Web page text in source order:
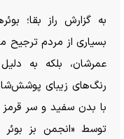
به گزارش راز بقا؛
بسیاری از مردم ترجیح
عمرشان، بلکه به
رنگ‌های زیبای
با بدن سفید و سر قرمز
توسط «انجمن بز بوئر